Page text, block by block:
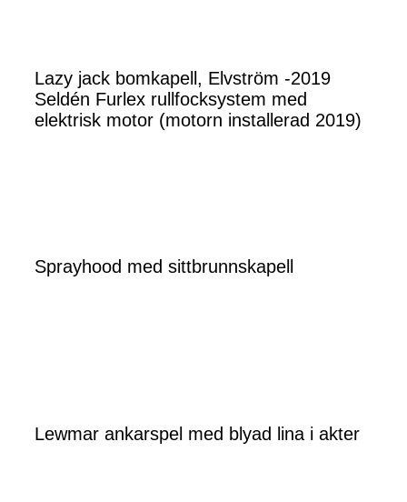
Lazy jack bomkapell, Elvström -2019
Seldén Furlex rullfocksystem med
elektrisk motor (motorn installerad 2019)
Sprayhood med sittbrunnskapell
Lewmar ankarspel med blyad lina i akter